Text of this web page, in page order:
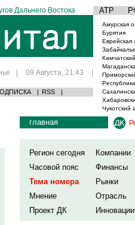
Дальнего Востока АТР
| 09 Августа, 21:43 |
| RSS |
Амурская
Бурятия
Еврейская
Чукотский
главная
Регион сегодня
Компании
Часовой пояс
Финансы
Тема номера
Рынки
Мнение
Отрасль
Проект ДК
Инновации